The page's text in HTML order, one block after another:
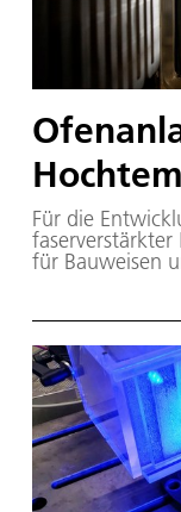
Für die
für Bauweisen
zur Verfügung.
Entwicklung
Materialklassen